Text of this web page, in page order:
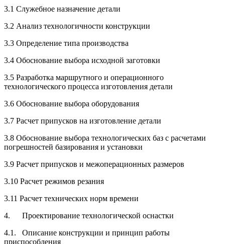
3.1 Служебное назначение детали
3.2 Анализ технологичности конструкции
3.3 Определение типа производства
3.4 Обоснование выбора исходной заготовки
3.5 Разработка маршрутного и операционного
технологического процесса изготовления детали
3.6 Обоснование выбора оборудования
3.7 Расчет припусков на изготовление детали
3.8 Обоснование выбора технологических баз с расчетами
погрешностей базирования и установки
3.9 Расчет припусков и межоперационных размеров
3.10 Расчет режимов резания
3.11 Расчет технических норм времени
4. Проектирование технологической оснастки
4.1. Описание конструкции и принцип работы
приспособления